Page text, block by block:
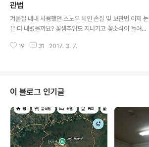
피하는 데에는 이런 대형건물이 최고입니다. 다른 때보다
마트를 찾은 사람들이 많은 걸 보니 피서 목적(?)으로 찾은
사람들도 상당수 있을 듯합니다.^^ 피서철이다 보니 캠핑
용품들에 사람들이 많이 몰려 있고, 시식 코너는 여전히 인
기가 많습니다. 제철과일들도 많이 출하가 되었는데, 먹음
관법
겨울철 내내 사용했던 스노우 체인 손질 및 보관법 이제 눈
은 다 내렸을까요? 꽃샘추위도 지나가고 꽃소식이 들려오
내 차량 트렁크에 싣고 다녔던 월동 장비를 내려놓을 때가
어야 다시 겨울철 눈이 내렸을 때 요긴하게 사용하게 됩니
다. 물론, 스노우 체인의 종류에 따라 관리하는 요령도 다르
겠지만, 제가 가장 선호하는 스노우 체인은 바로 육각 와이
어 체인이라고 부르는 제품입니다. 우레탄 재질의 스노우
체인도 여러 번 사용해봤지만 빙판길 제동력이나 소음, 그
리고 내구성에서 와이어 체인만큼 ..
19 31 2017. 3. 7.
이 블로그 인기글